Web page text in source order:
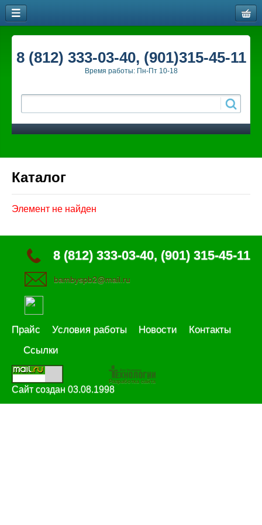
8 (812) 333-03-40, (901)315-45-11
Время работы: Пн-Пт 10-18
Каталог
Элемент не найден
8 (812) 333-03-40, (901) 315-45-11
bambyspb2@mail.ru
Прайс Условия работы Новости
Контакты
Ссылки
Разработка сайта
Сайт создан 03.08.1998